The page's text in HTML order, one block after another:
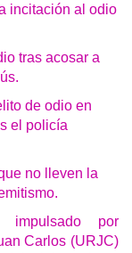
incitación al odio
tras acosar a
de odio en
el policía
no lleven la
impulsado por
Carlos (URJC)